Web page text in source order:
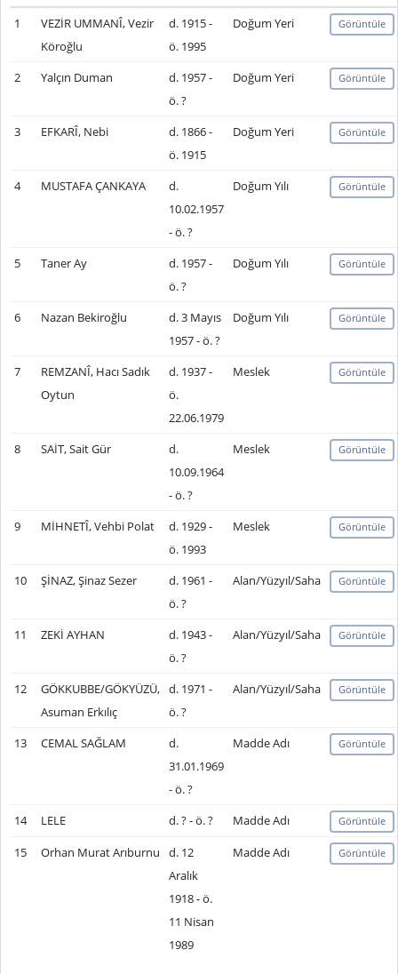
1
VEZİR UMMANÎ, Vezir
Köroğlu
d. 1915 -
ö. 1995
Doğum Yeri Görüntüle
2 Yalçın Duman
d. 1957 -
ö. ?
Doğum Yeri Görüntüle
3 EFKARÎ, Nebi
d. 1866 -
ö. 1915
Doğum Yeri Görüntüle
4 MUSTAFA ÇANKAYA
d.
10.02.1957
- ö. ?
Doğum Yılı Görüntüle
5 Taner Ay
d. 1957 -
ö. ?
Doğum Yılı Görüntüle
6 Nazan Bekiroğlu
d. 3 Mayıs
1957 - ö. ?
Doğum Yılı Görüntüle
7
REMZANÎ, Hacı Sadık
Oytun
d. 1937 -
ö.
22.06.1979
Meslek Görüntüle
8 SAİT, Sait Gür
d.
10.09.1964
- ö. ?
Meslek Görüntüle
9 MİHNETÎ, Vehbi Polat
d. 1929 -
ö. 1993
Meslek Görüntüle
10 ŞİNAZ, Şinaz Sezer
d. 1961 -
ö. ?
Alan/Yüzyıl/Saha Görüntüle
11 ZEKİ AYHAN
d. 1943 -
ö. ?
Alan/Yüzyıl/Saha Görüntüle
12
GÖKKUBBE/GÖKYÜZÜ,
Asuman Erkılıç
d. 1971 -
ö. ?
Alan/Yüzyıl/Saha Görüntüle
13 CEMAL SAĞLAM
d.
31.01.1969
- ö. ?
Madde Adı Görüntüle
14 LELE d. ? - ö. ? Madde Adı Görüntüle
15 Orhan Murat Arıburnu
d. 12
Aralık
1918 - ö.
11 Nisan
1989
Madde Adı Görüntüle